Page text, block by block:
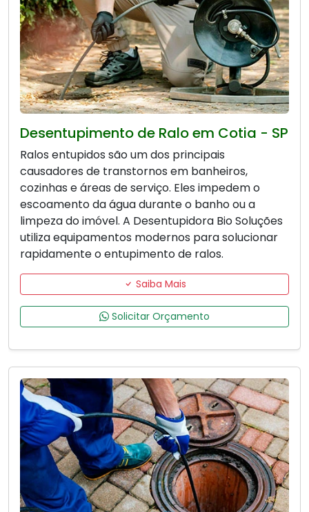
Desentupimento de Ralo em Cotia - SP
Ralos entupidos são um dos principais
causadores de transtornos em banheiros,
cozinhas e áreas de serviço. Eles impedem o
escoamento da água durante o banho ou a
limpeza do imóvel. A Desentupidora Bio Soluções
utiliza equipamentos modernos para solucionar
rapidamente o entupimento de ralos.
Saiba Mais
Solicitar Orçamento